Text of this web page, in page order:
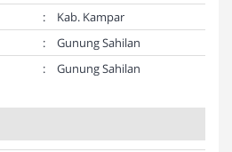
:
Kab. Kampar
:
Gunung Sahilan
: Gunung Sahilan